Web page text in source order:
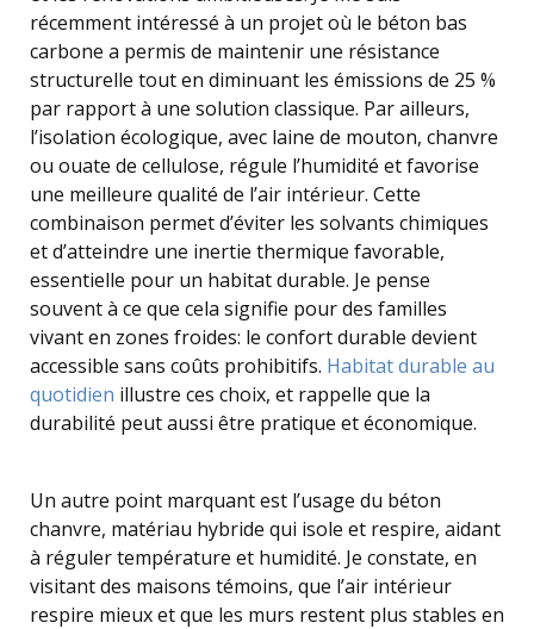
récemment intéressé à un projet où le béton bas
carbone a permis de maintenir une résistance
structurelle tout en diminuant les émissions de 25 %
par rapport à une solution classique. Par ailleurs,
l’isolation écologique, avec laine de mouton, chanvre
ou ouate de cellulose, régule l’humidité et favorise
une meilleure qualité de l’air intérieur. Cette
combinaison permet d’éviter les solvants chimiques
et d’atteindre une inertie thermique favorable,
essentielle pour un habitat durable. Je pense
souvent à ce que cela signifie pour des familles
vivant en zones froides: le confort durable devient
accessible sans coûts prohibitifs. Habitat durable au
quotidien illustre ces choix, et rappelle que la
durabilité peut aussi être pratique et économique.
Un autre point marquant est l’usage du béton
chanvre, matériau hybride qui isole et respire, aidant
à réguler température et humidité. Je constate, en
visitant des maisons témoins, que l’air intérieur
respire mieux et que les murs restent plus stables en